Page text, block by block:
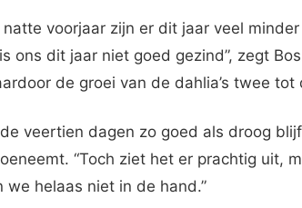
voorjaar zijn er dit jaar veel minder
ons dit jaar niet goed gezind”, zegt
de groei van de dahlia’s twee tot
veertien dagen zo goed als droog
“Toch ziet het er prachtig uit,
we helaas niet in de hand.”